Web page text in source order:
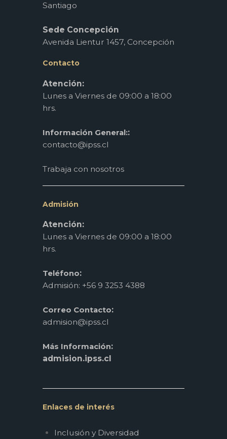
Santiago
Sede Concepción
Avenida Lientur 1457, Concepción
Contacto
Atención:
Lunes a Viernes de 09:00 a 18:00
hrs.
Información General::
contacto@ipss.cl
Trabaja con nosotros
Admisión
Atención:
Lunes a Viernes de 09:00 a 18:00
hrs.
Teléfono:
Admisión: +56 9 3253 4388
Correo Contacto:
admision@ipss.cl
Más Información:
admision.ipss.cl
Enlaces de interés
Inclusión y Diversidad